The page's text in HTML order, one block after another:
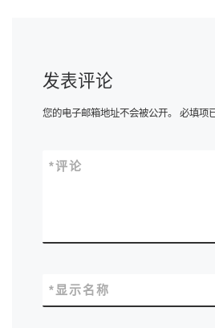
发表评论
您的电子邮箱地址不会被公开。 必填项
评论
*
显示名称
*